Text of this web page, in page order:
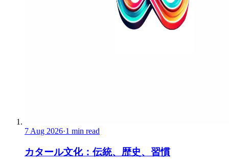
7 Aug 2026·1 min read
カタール文化：伝統、歴史、習慣